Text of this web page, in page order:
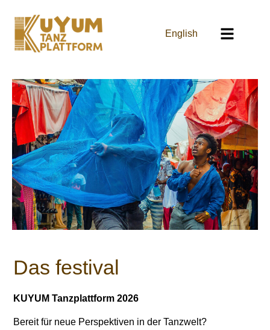
English
Das festival
KUYUM Tanzplattform 2026
Bereit für neue Perspektiven in der Tanzwelt?